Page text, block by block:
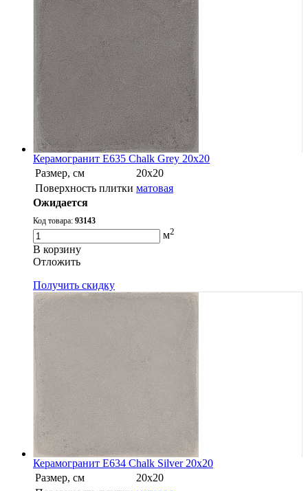
Керамогранит E635 Chalk Grey 20x20
Размер, см
20х20
Поверхность плитки матовая
Ожидается
Код товара: 93143
м2
В корзину
Oтложить
Получить скидку
Керамогранит E634 Chalk Silver 20x20
Размер, см
20х20